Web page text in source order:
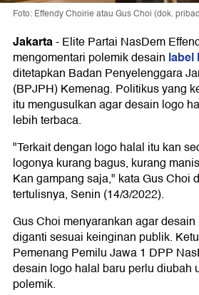
Foto: Effendy Choirie atau Gus Choi (dok.
Jakarta-Elite Partai NasDem
mengomentari polemik desain label
ditetapkan Badan Penyelenggara
(BPJPH) Kemenag. Politikus yang
itu mengusulkan agar desain logo
lebih terbaca.
"Terkait dengan logo halal itu kan
logonya kurang bagus, kurang
Kan gampang saja," kata Gus Choi
tertulisnya, Senin (14/3/2022).
Gus Choi menyarankan agar
diganti sesuai keinginan publik.
Pemenang Pemilu Jawa 1 DPP
desain logo halal baru perlu diubah
polemik.